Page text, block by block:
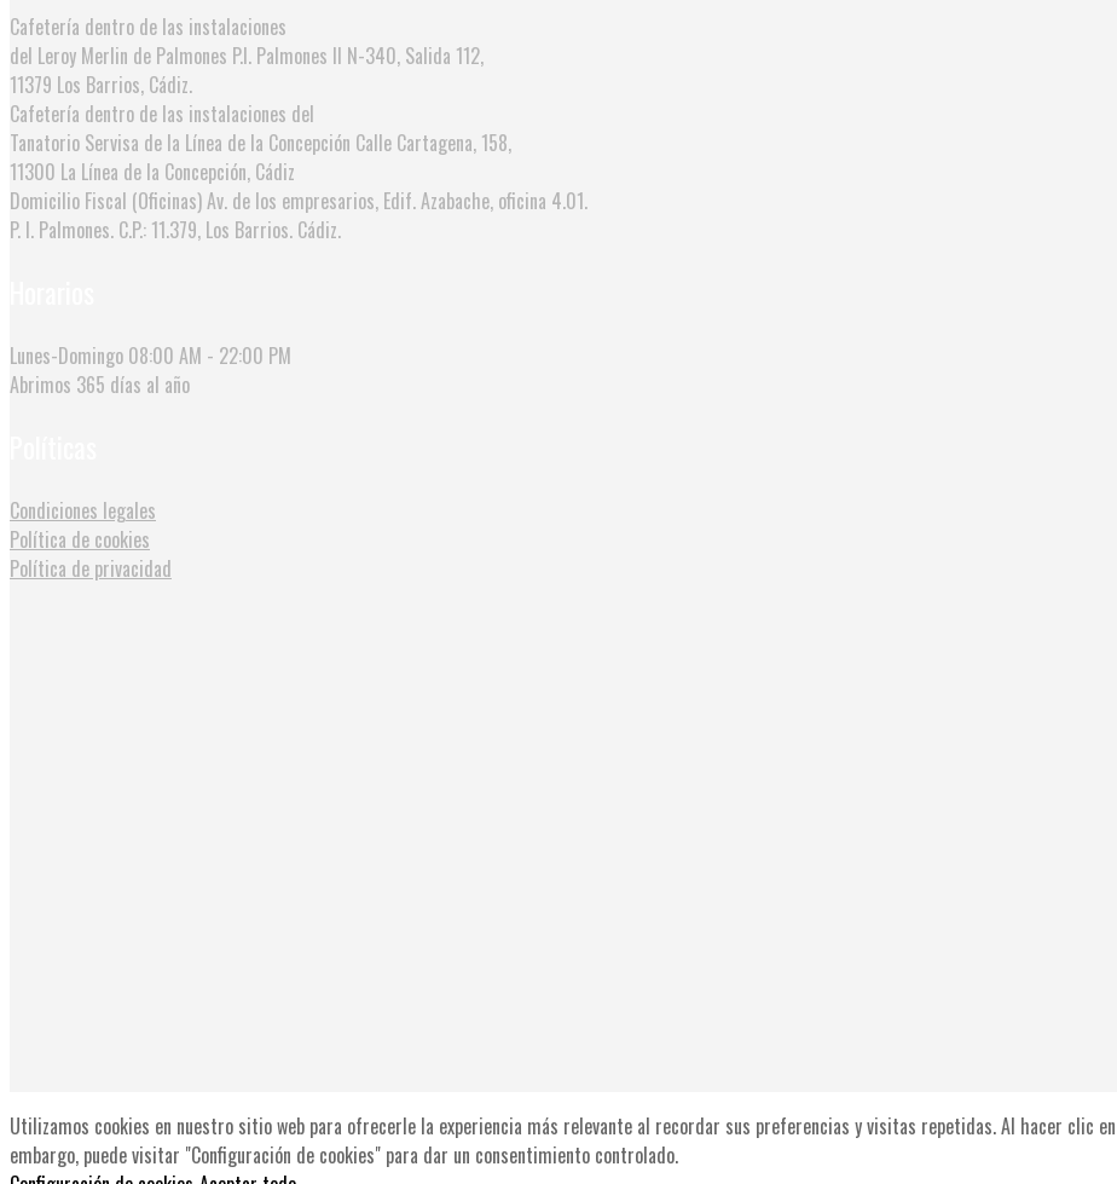
Cafetería dentro de las instalaciones
del Leroy Merlin de Palmones P.I. Palmones II N-340, Salida 112,
11379 Los Barrios, Cádiz.
Cafetería dentro de las instalaciones del
Tanatorio Servisa de la Línea de la Concepción Calle Cartagena, 158,
11300 La Línea de la Concepción, Cádiz
Domicilio Fiscal (Oficinas)Av. de los empresarios, Edif. Azabache, oficina 4.01.
P. I. Palmones. C.P.: 11.379, Los Barrios. Cádiz.
Lunes-Domingo 08:00 AM - 22:00 PM
Abrimos 365 días al año
Condiciones legales
Política de cookies
Política de privacidad
Utilizamos cookies en nuestro sitio web para ofrecerle la experiencia más relevante al recordar sus preferencias y visitas repetidas. Al hacer clic
embargo, puede visitar "Configuración de cookies" para dar un consentimiento controlado.